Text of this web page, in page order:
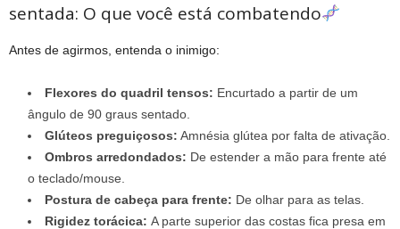
sentada: O que você está combatendo
Antes de agirmos, entenda o inimigo:
Flexores do quadril tensos: Encurtado a partir de um
ângulo de 90 graus sentado.
Glúteos preguiçosos: Amnésia glútea por falta de ativação.
Ombros arredondados: De estender a mão para frente até
o teclado/mouse.
Postura de cabeça para frente: De olhar para as telas.
Rigidez torácica: A parte superior das costas fica presa em